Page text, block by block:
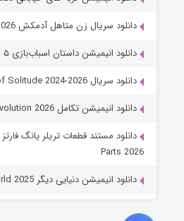
دانلود سریال زن متاهل آدمکش A Bona Fide Killer 2026
دانلود انیمیشن داستان اسباب‌بازی ۵ Toy Story 5 (2026)
دانلود سریال One Hundred Years of Solitude 2024-2026
دانلود انیمیشن تکامل Evolution 2026
Parts 2026
دانلود انیمیشن دنیایی دیگر Another World 2025